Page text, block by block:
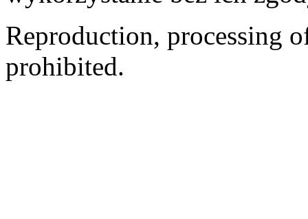
Reproduction, processing
prohibited.